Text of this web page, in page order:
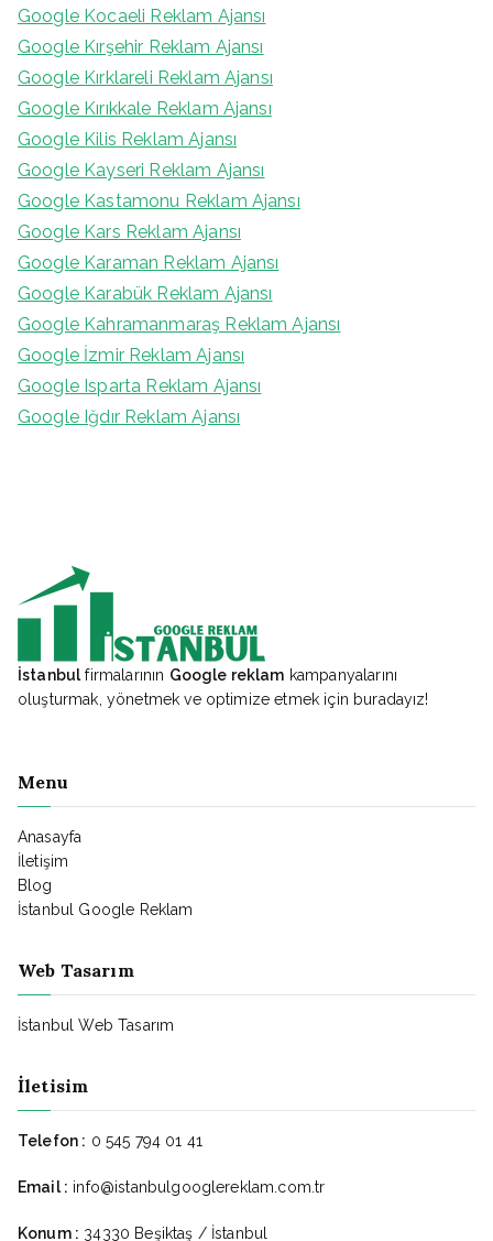
Google Kocaeli Reklam Ajansı
Google Kırşehir Reklam Ajansı
Google Kırklareli Reklam Ajansı
Google Kırıkkale Reklam Ajansı
Google Kilis Reklam Ajansı
Google Kayseri Reklam Ajansı
Google Kastamonu Reklam Ajansı
Google Kars Reklam Ajansı
Google Karaman Reklam Ajansı
Google Karabük Reklam Ajansı
Google Kahramanmaraş Reklam Ajansı
Google İzmir Reklam Ajansı
Google Isparta Reklam Ajansı
Google Iğdır Reklam Ajansı
İstanbulfirmalarının Google reklam kampanyalarını
oluşturmak, yönetmek ve optimize etmek için buradayız!
Menu
Anasayfa
İletişim
Blog
İstanbul Google Reklam
Web Tasarım
İstanbul Web Tasarım
İletisim
Telefon : 0 545 794 01 41
Email : info@istanbulgooglereklam.com.tr
Konum : 34330 Beşiktaş / İstanbul